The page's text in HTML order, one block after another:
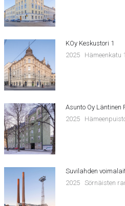
KOy Keskustori 1
2025
Hämeenkatu
Asunto Oy Läntinen
2025
Suvilahden
2025 Sörnäisten